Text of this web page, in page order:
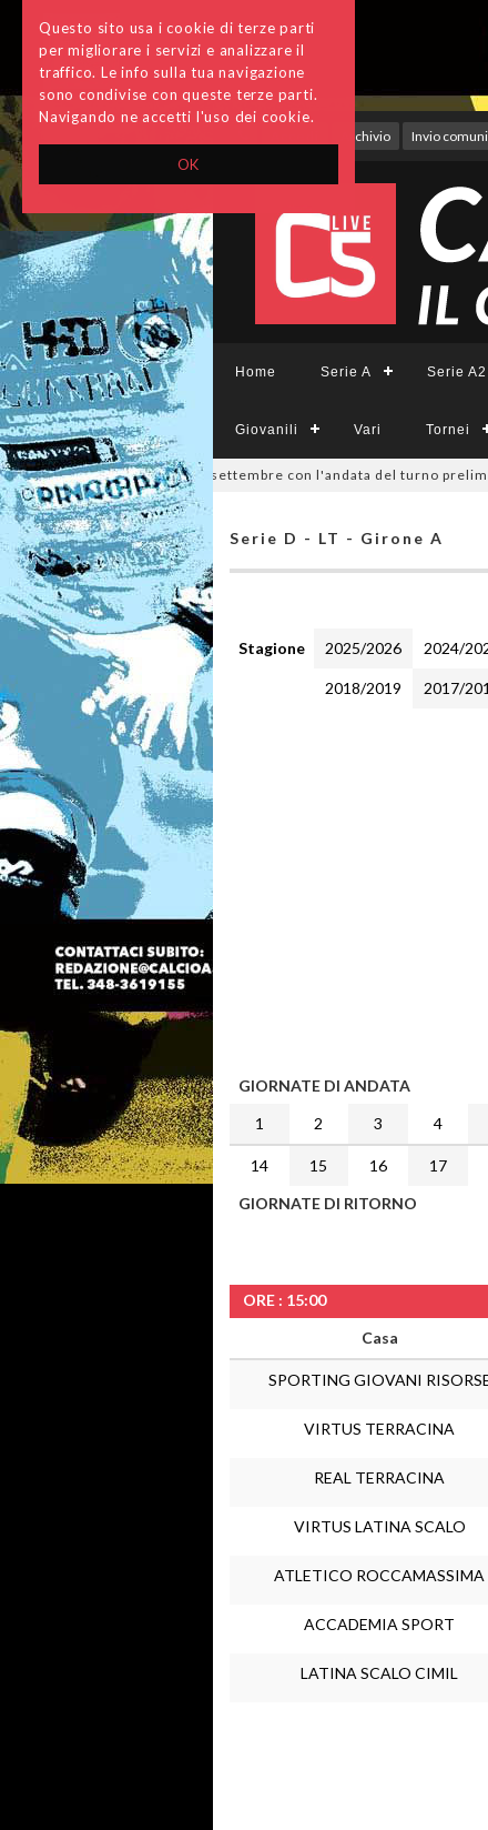
OK
Questo sito usa i cookie di terze parti
per migliorare i servizi e analizzare il
traffico. Le info sulla tua navigazione
sono condivise con queste terze parti.
Navigando ne accetti l'uso dei cookie.
Archivio Invio
Home Serie A Serie
Giovanili Vari Tornei
Divisione, si parte il 19 settembre con l'andata del turno preliminare:
Serie D - LT - Girone A
Stagione 2025/2026 2024/
2018/2019 2017/
GIORNATE DI ANDATA
1
2 3 4
14 15 16 17
GIORNATE DI RITORNO
ORE : 15:00
Casa
SPORTING GIOVANI
VIRTUS TERRACINA
REAL TERRACINA
VIRTUS LATINA SCALO
ATLETICO ROCCAMASSIMA
ACCADEMIA SPORT
LATINA SCALO CIMIL